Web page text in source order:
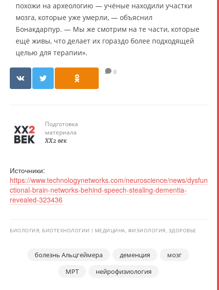
похожи на археологию — учёные находили участки
мозга, которые уже умерли, — объяснил
Бонакдарпур. — Мы же смотрим на те части, которые
ещё живы, что делает их гораздо более подходящей
целью для терапии».
0
Подготовка
материала
XX2 век
Источники:
https://www.technologynetworks.com/neuroscience/news/dysfun
ctional-brain-networks-behind-speech-stealing-dementia-
revealed-323436
БИОЛОГИЯ, БИОТЕХНОЛОГИИ МЕДИЦИНА, ФИЗИОЛОГИЯ, ЗДОРОВЬЕ
болезнь Альцгеймера деменция
мозг
МРТ
нейрофизиология